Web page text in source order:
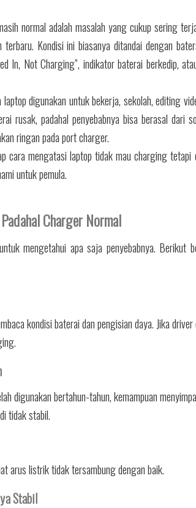
normal adalah masalah yang cukup sering
Kondisi ini biasanya ditandai dengan
In, Not Charging”, indikator baterai berkedip,
digunakan untuk bekerja, sekolah, editing
rusak, padahal penyebabnya bisa berasal dari
ringan pada port charger.
cara mengatasi laptop tidak mau charging tetapi
untuk pemula.
Charger Normal
mengetahui apa saja penyebabnya. Berikut
kondisi baterai dan pengisian daya. Jika
digunakan bertahun-tahun, kemampuan
tidak stabil.
arus listrik tidak tersambung dengan baik.
Stabil